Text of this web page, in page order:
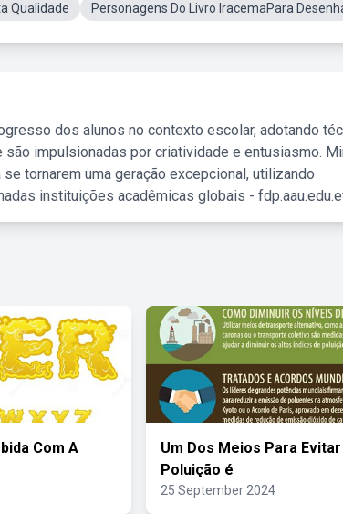
Qualidade Personagens Do Livro IracemaPara
dos alunos no contexto escolar, adotando
impulsionadas por criatividade e entusiasmo.
tornarem uma geração excepcional, utilizando
instituições acadêmicas globais -
Com A
Um Dos Meios Para
Poluição é
25 September 2024